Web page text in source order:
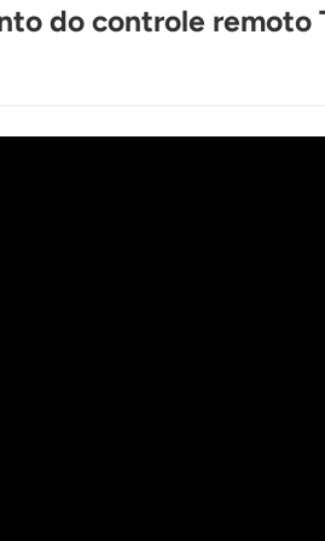
do controle remoto